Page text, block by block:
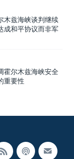
木兹海峡谈判继续
成和平协议而非军
霍尔木兹海峡安全
重要性